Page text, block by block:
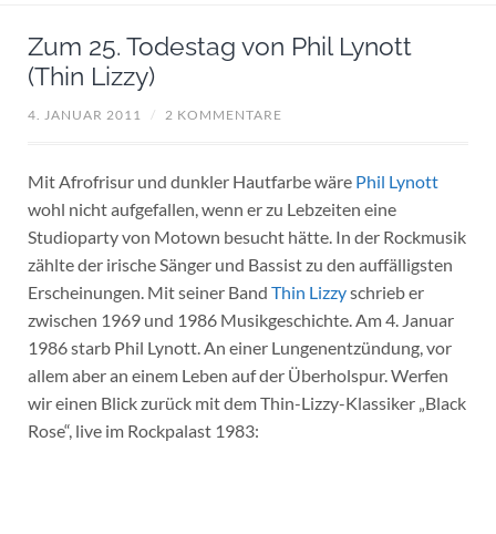
Zum 25. Todestag von Phil Lynott
(Thin Lizzy)
4. JANUAR 2011 / 2 KOMMENTARE
Mit Afrofrisur und dunkler Hautfarbe wäre Phil Lynott
wohl nicht aufgefallen, wenn er zu Lebzeiten eine
Studioparty von Motown besucht hätte. In der Rockmusik
zählte der irische Sänger und Bassist zu den auffälligsten
Erscheinungen. Mit seiner Band Thin Lizzyschrieb er
zwischen 1969 und 1986 Musikgeschichte. Am 4. Januar
1986 starb Phil Lynott. An einer Lungenentzündung, vor
allem aber an einem Leben auf der Überholspur. Werfen
wir einen Blick zurück mit dem Thin-Lizzy-Klassiker „Black
Rose“, live im Rockpalast 1983: